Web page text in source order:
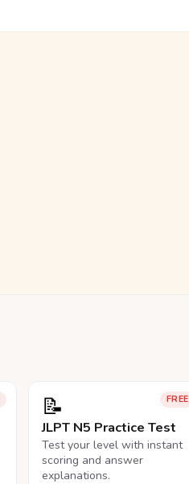
FREE
📝
JLPT N5 Practice Test
Test your level with instant
scoring and answer
explanations.